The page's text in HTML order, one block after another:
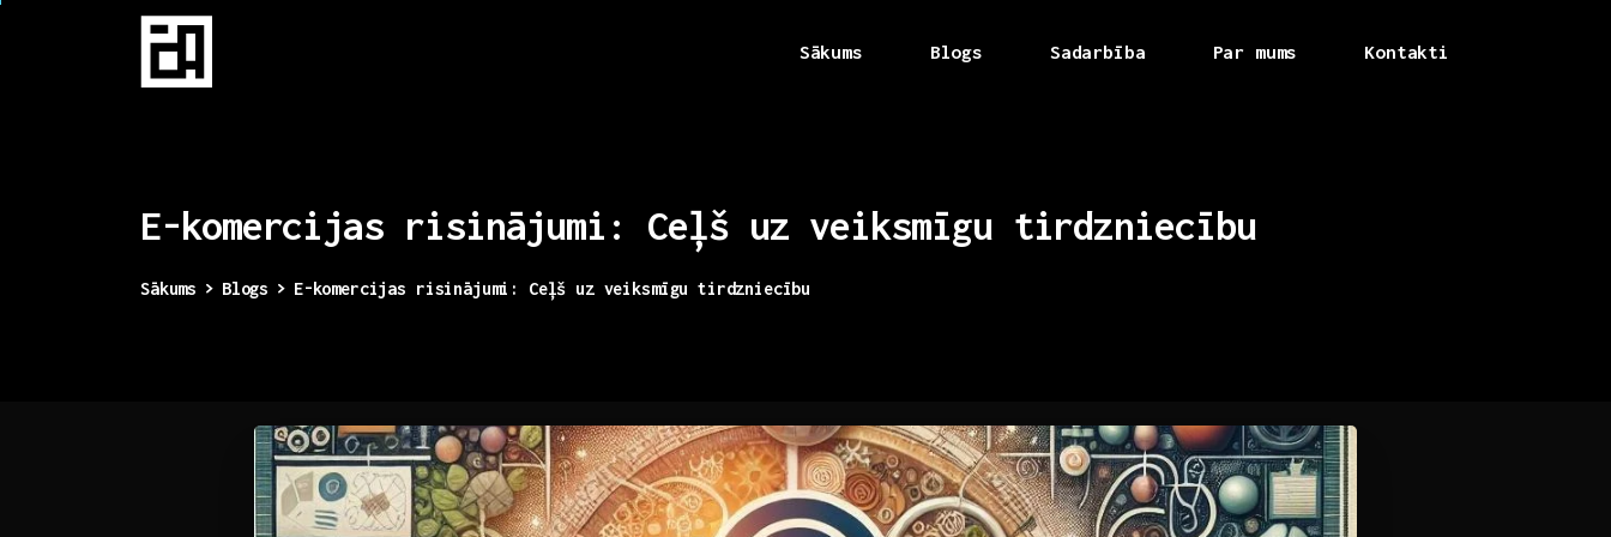
Sākums Blogs Sadarbība Par mums Kontakti
E-komercijas risinājumi: Ceļš uz veiksmīgu tirdzniecību
Sākums Blogs E-komercijas risinājumi: Ceļš uz veiksmīgu tirdzniecību